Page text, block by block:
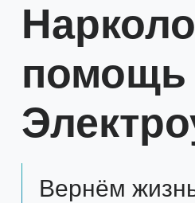
помощь
Вернём